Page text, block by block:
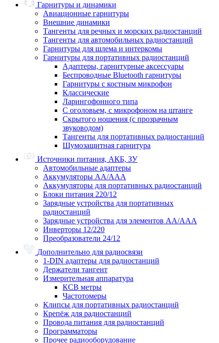
Гарнитуры и динамики
Авиационные гарнитуры
Внешние динамики
Тангенты для речных и морских радиостанций
Тангенты для автомобильных радиостанций
Гарнитуры для шлема и интеркомы
Гарнитуры для портативных радиостанций
Адаптеры, гарнитурные аксессуары
Беспроводные Bluetooth гарнитуры
Гарнитуры с костным микрофон
Классические
Ларингофонного типа
С оголовьем, с микрофоном на штанге
Скрытого ношения (с прозрачным
звуководом)
Тангенты для портативных радиостанций
Шумозащитная гарнитура
Источники питания, АКБ, ЗУ
Автомобильные адаптеры
Аккумуляторы АА/ААА
Аккумуляторы для портативных радиостанций
Блоки питания 220/12
Зарядные устройства для портативных
радиостанций
Зарядные устройства для элементов АА/ААА
Инверторы 12/220
Преобразователи 24/12
Дополнительно для радиосвязи
1-DIN адаптеры для радиостанций
Держатели тангент
Измерительная аппаратура
КСВ метры
Частотомеры
Клипсы для портативных радиостанций
Крепёж для радиостанций
Провода питания для радиостанций
Программаторы
Прочее радиооборудование